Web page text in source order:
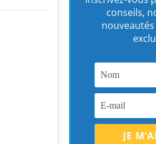
conseils,